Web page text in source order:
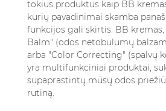
tokius produktus kaip BB
kurių pavadinimai skamba
funkcijos gali skirtis. BB
Balm" (odos netobulumų
arba "Color Correcting" (spalvų
yra multifunkciniai produktai,
supaprastintų mūsų odos
rutiną.